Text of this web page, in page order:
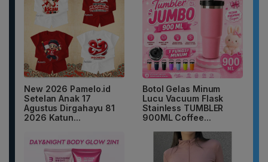
New 2026 Pamelo.id
Setelan Anak 17
Agustus Dirgahayu 81
2026 Katun...
Botol Gelas Minum
Lucu Vacuum Flask
Stainless TUMBLER
900ML Coffee...